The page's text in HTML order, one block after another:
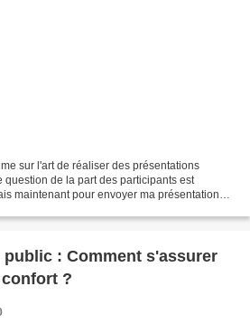
sur l'art de réaliser des présentations
question de la part des participants est
maintenant pour envoyer ma présentation
public : Comment s'assurer
?